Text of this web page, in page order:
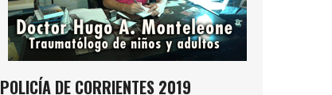
POLICÍA DE CORRIENTES 2019